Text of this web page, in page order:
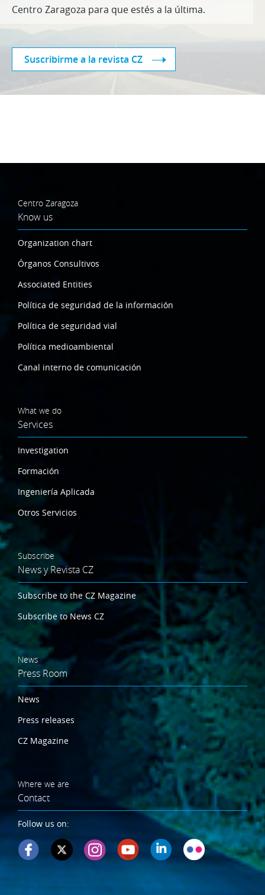
Centro Zaragoza para que estés a la última.
Suscribirme a la revista CZ
Centro Zaragoza
Know us
Organization chart
Órganos Consultivos
Associated Entities
Política de seguridad de la información
Política de seguridad vial
Política medioambiental
Canal interno de comunicación
What we do
Services
Investigation
Formación
Ingeniería Aplicada
Otros Servicios
Subscribe
News y Revista CZ
Subscribe to the CZ Magazine
Subscribe to News CZ
News
Press Room
News
Press releases
CZ Magazine
Where we are
Contact
Follow us on: